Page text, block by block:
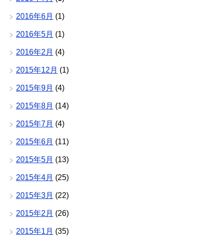
2016年6月 (1)
2016年5月 (1)
2016年2月 (4)
2015年12月 (1)
2015年9月 (4)
2015年8月 (14)
2015年7月 (4)
2015年6月 (11)
2015年5月 (13)
2015年4月 (25)
2015年3月 (22)
2015年2月 (26)
2015年1月 (35)